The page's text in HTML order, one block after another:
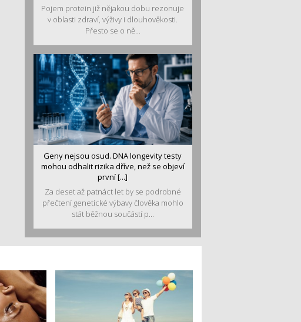
Pojem protein již nějakou dobu rezonuje
v oblasti zdraví, výživy i dlouhověkosti.
Přesto se o ně...
Geny nejsou osud. DNA longevity testy
mohou odhalit rizika dříve, než se objeví
první [...]
Za deset až patnáct let by se podrobné
přečtení genetické výbavy člověka mohlo
stát běžnou součástí p...